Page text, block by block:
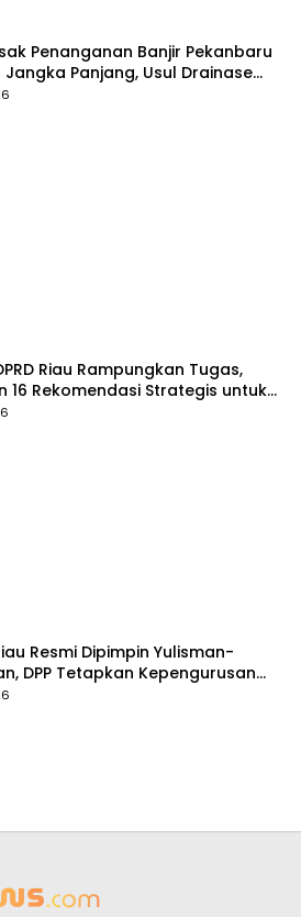
Penanganan Banjir Pekanbaru
Jangka Panjang, Usul Drainase
Kolam Retensi
Riau Rampungkan Tugas,
16 Rekomendasi Strategis untuk
Pendapatan Daerah
Resmi Dipimpin Yulisman-
DPP Tetapkan Kepengurusan